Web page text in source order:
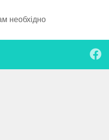
необхідно